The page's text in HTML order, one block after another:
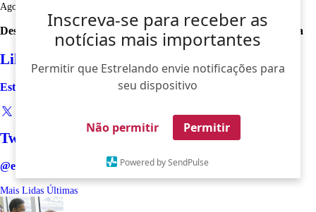
Inscreva-se para receber as
notícias mais importantes
Permitir que Estrelando envie notificações para
seu dispositivo
Não permitir Permitir
Powered by SendPulse
Ago
Desculpe, não foi encontrado nenhum registro sobre: mel-lisboa
Like
Estrelando
Twitter
@estrelando
Mais Lidas Últimas